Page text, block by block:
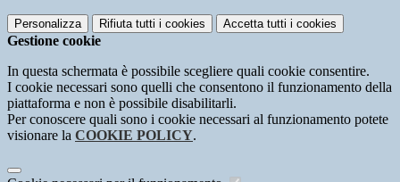
Personalizza Rifiuta tutti i cookies Accetta tutti i cookies
Gestione cookie
In questa schermata è possibile scegliere quali cookie consentire.
I cookie necessari sono quelli che consentono il funzionamento della
piattaforma e non è possibile disabilitarli.
Per conoscere quali sono i cookie necessari al funzionamento potete
visionare la COOKIE POLICY.